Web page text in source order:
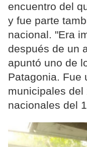
encuentro del
y fue parte
nacional. "Era
después de un
apuntó uno de
Patagonia. Fue
municipales
nacionales del